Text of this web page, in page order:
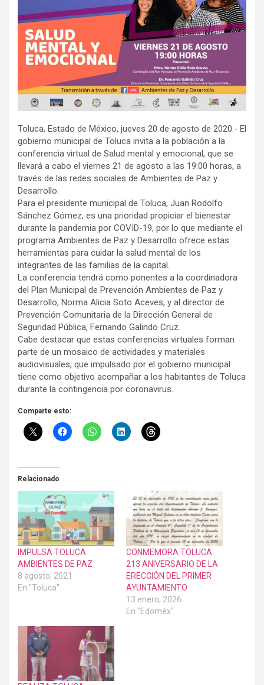
Toluca, Estado de México, jueves 20 de agosto de 2020.- El
gobierno municipal de Toluca invita a la población a la
conferencia virtual de Salud mental y emocional, que se
llevará a cabo el viernes 21 de agosto a las 19:00 horas, a
través de las redes sociales de Ambientes de Paz y
Desarrollo.
Para el presidente municipal de Toluca, Juan Rodolfo
Sánchez Gómez, es una prioridad propiciar el bienestar
durante la pandemia por COVID-19, por lo que mediante el
programa Ambientes de Paz y Desarrollo ofrece estas
herramientas para cuidar la salud mental de los
integrantes de las familias de la capital.
La conferencia tendrá como ponentes a la coordinadora
del Plan Municipal de Prevención Ambientes de Paz y
Desarrollo, Norma Alicia Soto Aceves, y al director de
Prevención Comunitaria de la Dirección General de
Seguridad Pública, Fernando Galindo Cruz.
Cabe destacar que estas conferencias virtuales forman
parte de un mosaico de actividades y materiales
audiovisuales, que impulsado por el gobierno municipal
tiene como objetivo acompañar a los habitantes de Toluca
durante la contingencia por coronavirus.
Comparte esto:
Relacionado
IMPULSA TOLUCA
AMBIENTES DE PAZ
8 agosto, 2021
En "Toluca"
CONMEMORA TOLUCA
213 ANIVERSARIO DE LA
ERECCIÓN DEL PRIMER
AYUNTAMIENTO
13 enero, 2026
En "Edoméx"